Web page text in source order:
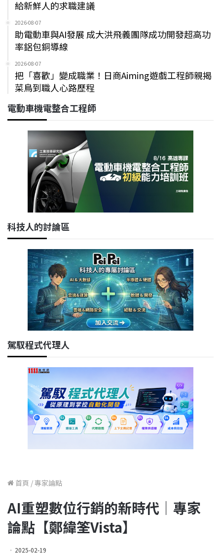
給新鮮人的求職建議
2026-08-07
助電動車與AI發展 成大洪飛義團隊成功開發超高功
率鋁包銅導線
2026-08-07
把「喜歡」變成職業！日商Aiming遊戲工程師親揭
菜鳥到職人心路歷程
電動車機電整合工程師
科技人的討論區
駕馭程式代理人